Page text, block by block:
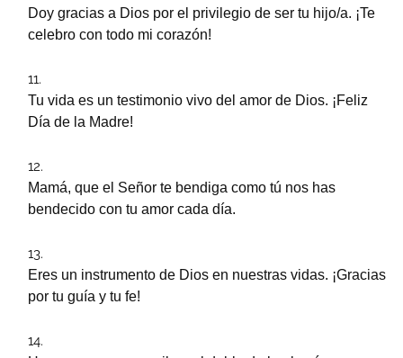
Doy gracias a Dios por el privilegio de ser tu hijo/a. ¡Te
celebro con todo mi corazón!
Tu vida es un testimonio vivo del amor de Dios. ¡Feliz
Día de la Madre!
Mamá, que el Señor te bendiga como tú nos has
bendecido con tu amor cada día.
Eres un instrumento de Dios en nuestras vidas. ¡Gracias
por tu guía y tu fe!